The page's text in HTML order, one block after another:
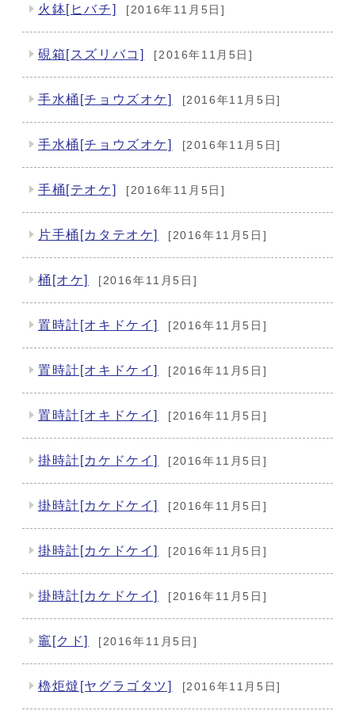
火鉢[ヒバチ] [2016年11月5日]
硯箱[スズリバコ] [2016年11月5日]
手水桶[チョウズオケ] [2016年11月5日]
手水桶[チョウズオケ] [2016年11月5日]
手桶[テオケ] [2016年11月5日]
片手桶[カタテオケ] [2016年11月5日]
桶[オケ] [2016年11月5日]
置時計[オキドケイ] [2016年11月5日]
置時計[オキドケイ] [2016年11月5日]
置時計[オキドケイ] [2016年11月5日]
掛時計[カケドケイ] [2016年11月5日]
掛時計[カケドケイ] [2016年11月5日]
掛時計[カケドケイ] [2016年11月5日]
掛時計[カケドケイ] [2016年11月5日]
竈[クド] [2016年11月5日]
櫓炬燵[ヤグラゴタツ] [2016年11月5日]